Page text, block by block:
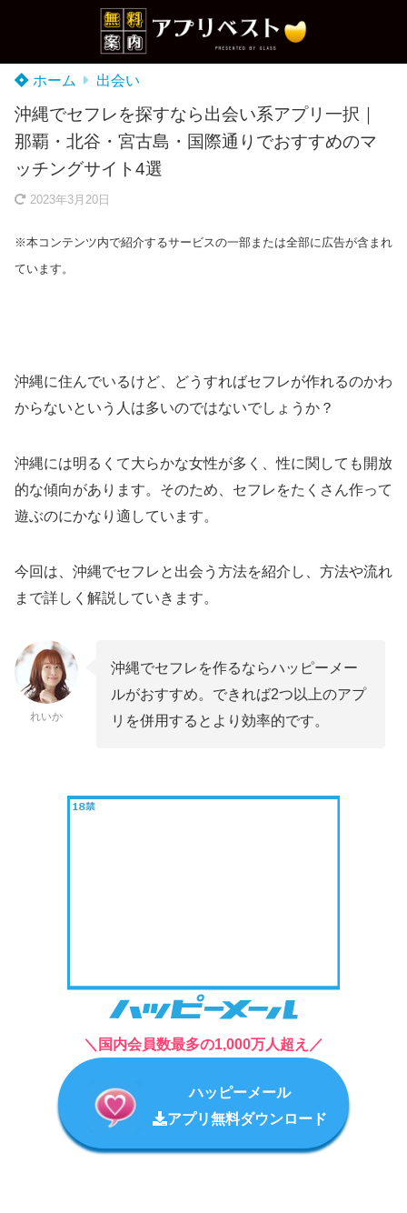
ホーム 出会い
沖縄でセフレを探すなら出会い系アプリ一択｜
那覇・北谷・宮古島・国際通りでおすすめのマ
ッチングサイト4選
2023年3月20日
※本コンテンツ内で紹介するサービスの一部または全部に広告が含まれ
ています。
沖縄に住んでいるけど、どうすればセフレが作れるのかわ
からないという人は多いのではないでしょうか？
沖縄には明るくて大らかな女性が多く、性に関しても開放
的な傾向があります。そのため、セフレをたくさん作って
遊ぶのにかなり適しています。
今回は、沖縄でセフレと出会う方法を紹介し、方法や流れ
まで詳しく解説していきます。
れいか
沖縄でセフレを作るならハッピーメー
ルがおすすめ。できれば2つ以上のアプ
リを併用するとより効率的です。
＼国内会員数最多の1,000万人超え／
ハッピーメール
アプリ無料ダウンロード